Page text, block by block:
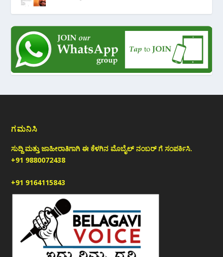
ಗಮನಿಸಿ
ಸುದ್ದಿ ಮತ್ತು ಜಾಹೀರಾತಿಗಾಗಿ ಈ ಕೆಳಗಿನ ಮೊಬೈಲ್ ನಂಬರ್ ಗೆ ಸಂಪರ್ಕಿಸಿ.
+91 9880072438
+91 9164115843